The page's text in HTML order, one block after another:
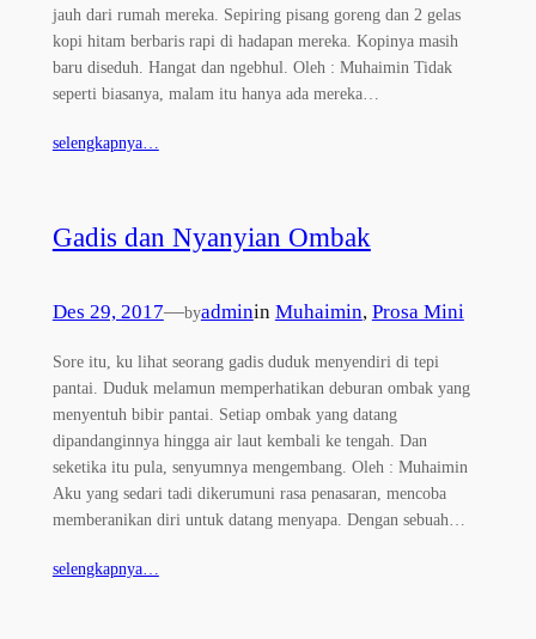
jauh dari rumah mereka. Sepiring pisang goreng dan 2 gelas
kopi hitam berbaris rapi di hadapan mereka. Kopinya masih
baru diseduh. Hangat dan ngebhul. Oleh : Muhaimin Tidak
seperti biasanya, malam itu hanya ada mereka…
selengkapnya…
Gadis dan Nyanyian Ombak
Des 29, 2017—byadminin Muhaimin, Prosa Mini
Sore itu, ku lihat seorang gadis duduk menyendiri di tepi
pantai. Duduk melamun memperhatikan deburan ombak yang
menyentuh bibir pantai. Setiap ombak yang datang
dipandanginnya hingga air laut kembali ke tengah. Dan
seketika itu pula, senyumnya mengembang. Oleh : Muhaimin
Aku yang sedari tadi dikerumuni rasa penasaran, mencoba
memberanikan diri untuk datang menyapa. Dengan sebuah…
selengkapnya…